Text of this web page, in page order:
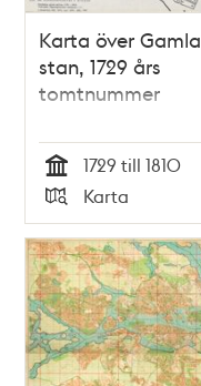
Karta över Gamla
stan, 1729 års
tomtnummer
Tid
1729 till 1810
Typ
Karta